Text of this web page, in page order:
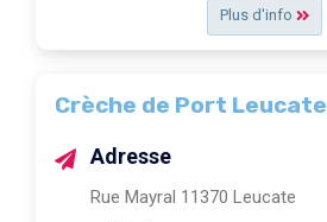
Plus d'info
Crèche de Port Leucate
Adresse
Rue Mayral 11370 Leucate